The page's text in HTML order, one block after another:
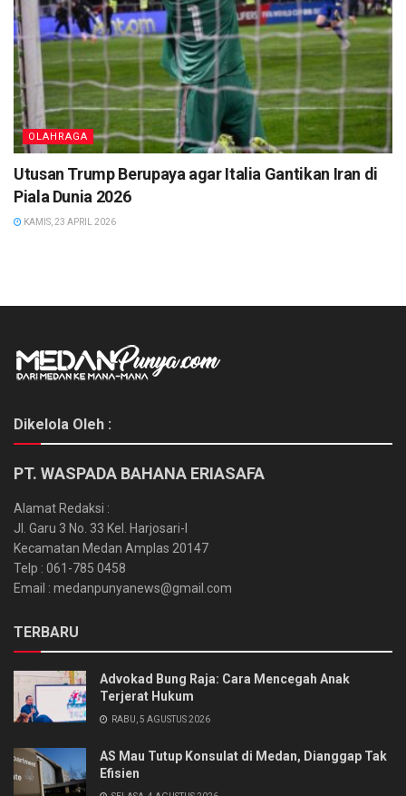
OLAHRAGA
Utusan Trump Berupaya agar Italia Gantikan Iran di
Piala Dunia 2026
KAMIS, 23 APRIL 2026
Dikelola Oleh :
PT. WASPADA BAHANA ERIASAFA
Alamat Redaksi :
Jl. Garu 3 No. 33 Kel. Harjosari-I
Kecamatan Medan Amplas 20147
Telp : 061-785 0458
Email : medanpunyanews@gmail.com
TERBARU
Advokad Bung Raja: Cara Mencegah Anak
Terjerat Hukum
RABU, 5 AGUSTUS 2026
AS Mau Tutup Konsulat di Medan, Dianggap Tak
Efisien